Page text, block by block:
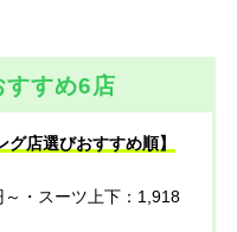
すすめ6店
グ店選びおすすめ順】
～・スーツ上下：1,918